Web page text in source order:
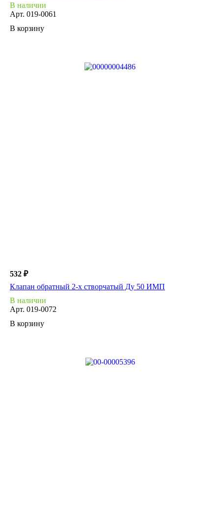
В наличии
Арт. 019-0061
В корзину
532 ₽
Клапан обратный 2-х створчатый Ду 50 ИМП
В наличии
Арт. 019-0072
В корзину